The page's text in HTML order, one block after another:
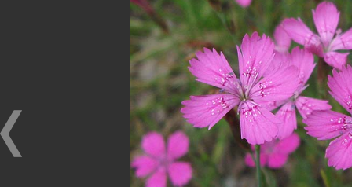
выставки
(фотоальбомы)